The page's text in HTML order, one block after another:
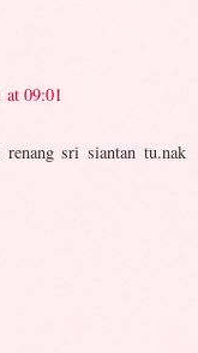
at 09:01
sri siantan tu.nak